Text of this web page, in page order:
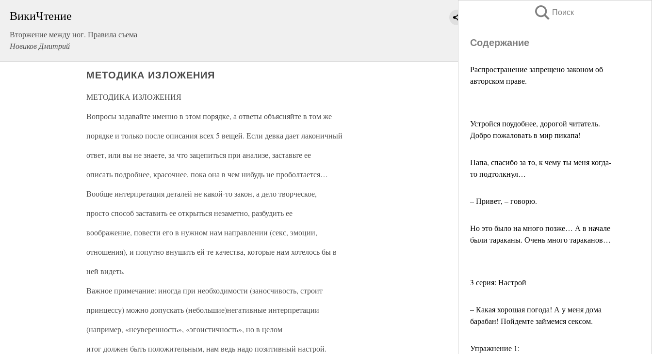
ВикиЧтение
Вторжение между ног. Правила съема
Новиков Дмитрий
Поиск
Содержание
Распространение запрещено законом об
авторском праве.
Устройся поудобнее, дорогой читатель.
Добро пожаловать в мир пикапа!
Папа, спасибо за то, к чему ты меня когда-
то подтолкнул…
– Привет, – говорю.
Но это было на много позже… А в начале
были тараканы. Очень много тараканов…
3 серия: Настрой
– Какая хорошая погода! А у меня дома
барабан! Пойдемте займемся сексом.
Упражнение 1:
МЕТОДИКА ИЗЛОЖЕНИЯ
МЕТОДИКА ИЗЛОЖЕНИЯ
Вопросы задавайте именно в этом порядке, а ответы объясняйте в том же
порядке и только после описания всех 5 вещей. Если девка дает лаконичный
ответ, или вы не знаете, за что зацепиться при анализе, заставьте ее
описать подробнее, красочнее, пока она в чем нибудь не проболтается…
Вообще интерпретация деталей не какой-то закон, а дело творческое,
просто способ заставить ее открыться незаметно, разбудить ее
воображение, повести его в нужном нам направлении (секс, эмоции,
отношения), и попутно внушить ей те качества, которые нам хотелось бы в
ней видеть.
Важное примечание: иногда при необходимости (заносчивость, строит
принцессу) можно допускать (небольшие)негативные интерпретации
(например, «неуверенность», «эгоистичность», но в целом
итог должен быть положительным, нам ведь надо позитивный настрой.